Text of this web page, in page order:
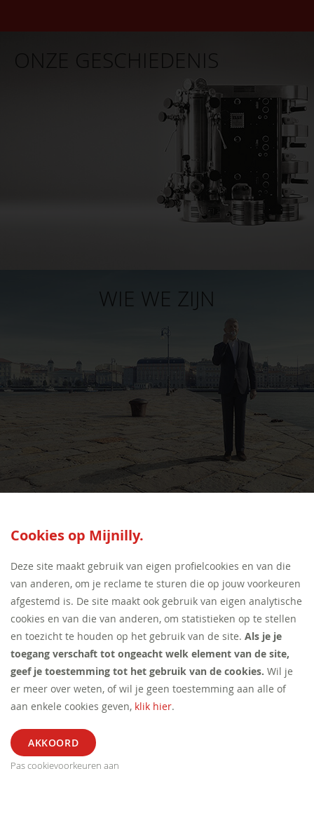
ONZE GESCHIEDENIS
WIE WE ZIJN
Cookies op Mijnilly.
Deze site maakt gebruik van eigen profielcookies en van die
van anderen, om je reclame te sturen die op jouw voorkeuren
afgestemd is. De site maakt ook gebruik van eigen analytische
cookies en van die van anderen, om statistieken op te stellen
en toezicht te houden op het gebruik van de site. Als je je
toegang verschaft tot ongeacht welk element van de site,
geef je toestemming tot het gebruik van de cookies. Wil je
er meer over weten, of wil je geen toestemming aan alle of
aan enkele cookies geven, klik hier.
Pas cookievoorkeuren aan